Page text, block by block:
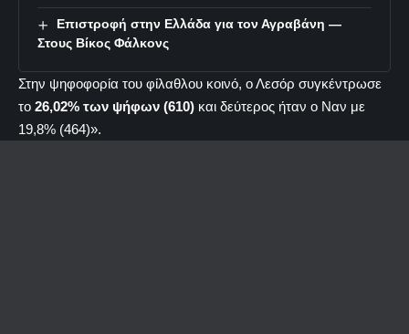
Επιστροφή στην Ελλάδα για τον Αγραβάνη —
Στους Βίκος Φάλκονς
Στην ψηφοφορία του φίλαθλου κοινό, ο Λεσόρ συγκέντρωσε
το 26,02% των ψήφων (610) και δεύτερος ήταν ο Ναν με
19,8% (464)».